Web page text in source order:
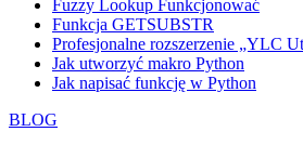
Fuzzy Lookup Funkcjonować
Funkcja GETSUBSTR
Profesjonalne rozszerzenie „YLC
Jak utworzyć makro Python
Jak napisać funkcję w Python
BLOG